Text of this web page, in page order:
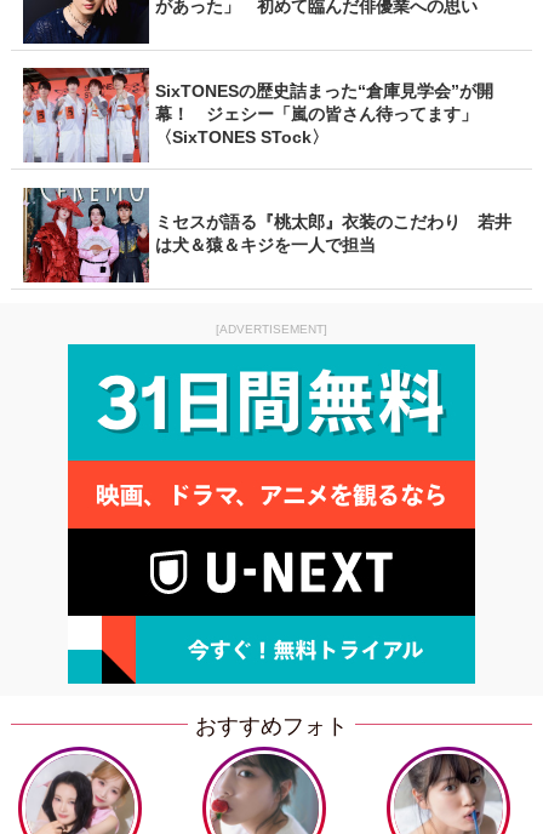
があった」 初めて臨んだ俳優業への思い
SixTONESの歴史詰まった“倉庫見学会”が開
幕！ ジェシー「嵐の皆さん待ってます」
〈SixTONES STock〉
ミセスが語る『桃太郎』衣装のこだわり 若井
は犬＆猿＆キジを一人で担当
[ADVERTISEMENT]
おすすめフォト